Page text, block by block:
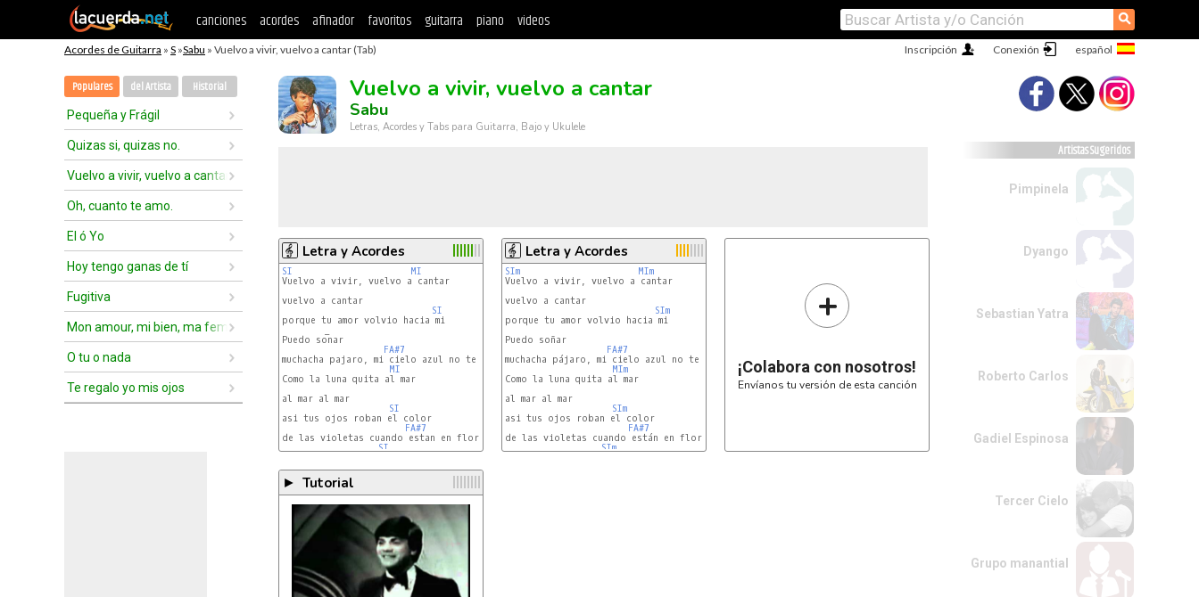
canciones acordes afinador favoritos guitarra piano videos ⚲
Acordes de Guitarra » S »Sabu » Vuelvo a vivir, vuelvo a cantar (Tab) Conexión
Inscripción
Populares del Artista Historial
Pequeña y Frágil
Quizas si, quizas no.
Vuelvo a vivir, vuelvo a cantar
Oh, cuanto te amo.
El ó Yo
Hoy tengo ganas de tí
Fugitiva
Mon amour, mi bien, ma femme
O tu o nada
Te regalo yo mis ojos
Vuelvo a vivir, vuelvo a cantar
Sabu
Letras, Acordes y Tabs para Guitarra, Bajo y Ukulele
Letra y Acordes
SI
MI
Vuelvo a vivir, vuelvo a cantar
vuelvo a cantar
SI
porque tu amor volvio hacia mi
        _
Puedo sonar
FA#7
muchacha pajaro, mi cielo azul no te separes ya de mi
MI
Como la luna quita al mar
al mar al mar
SI
asi tus ojos roban el color
FA#7
de las violetas cuando estan en flor
SI
Letra y Acordes
SIm
MIm
Vuelvo a vivir, vuelvo a cantar
vuelvo a cantar
SIm
porque tu amor volvio hacia mi
Puedo soñar
FA#7
muchacha pájaro, mi cielo azul no te separes ya de mi
MIm
Como la luna quita al mar
al mar al mar
SIm
asi tus ojos roban el color
FA#7
de las violetas cuando están en flor
SIm
+
¡Colabora con nosotros!
Envíanos tu versión de esta canción
► Tutorial
Artistas Sugeridos
Pimpinela
Dyango
Sebastian Yatra
Roberto Carlos
Gadiel Espinosa
Tercer Cielo
Grupo manantial